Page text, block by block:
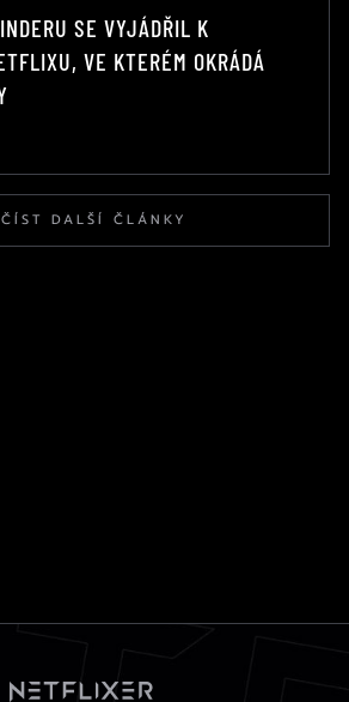
SE VYJÁDŘIL K
VE KTERÉM OKRÁDÁ
DALŠÍ ČLÁNKY